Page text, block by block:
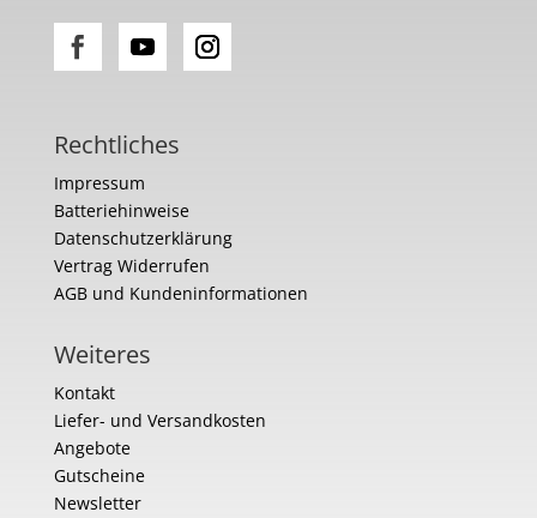
Rechtliches
Impressum
Batteriehinweise
Datenschutzerklärung
Vertrag Widerrufen
AGB und Kundeninformationen
Weiteres
Kontakt
Liefer- und Versandkosten
Angebote
Gutscheine
Newsletter